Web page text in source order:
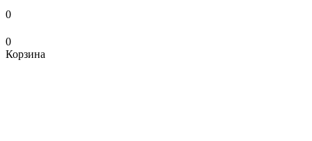
0
0
Корзина